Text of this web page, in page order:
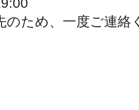
のため、一度ご連絡
日置